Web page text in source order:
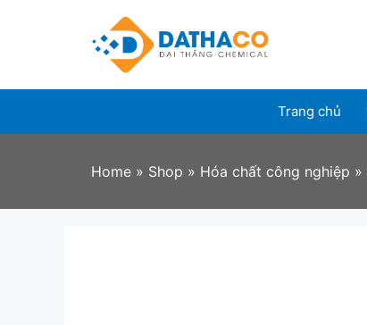
Trang chủ
Home » Shop » Hóa chất công nghiệp »